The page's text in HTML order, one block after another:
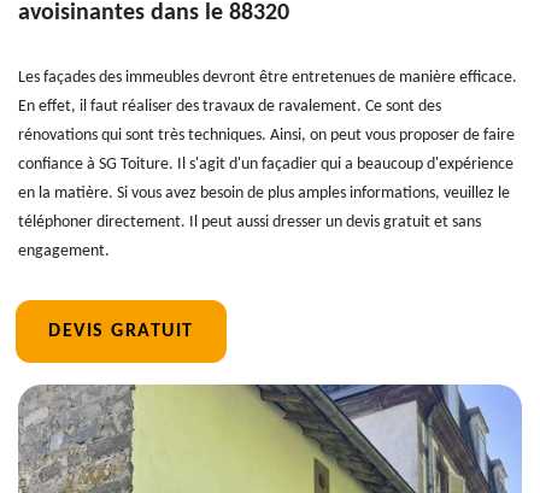
avoisinantes dans le 88320
Les façades des immeubles devront être entretenues de manière efficace.
En effet, il faut réaliser des travaux de ravalement. Ce sont des
rénovations qui sont très techniques. Ainsi, on peut vous proposer de faire
confiance à SG Toiture. Il s'agit d'un façadier qui a beaucoup d'expérience
en la matière. Si vous avez besoin de plus amples informations, veuillez le
téléphoner directement. Il peut aussi dresser un devis gratuit et sans
engagement.
DEVIS GRATUIT